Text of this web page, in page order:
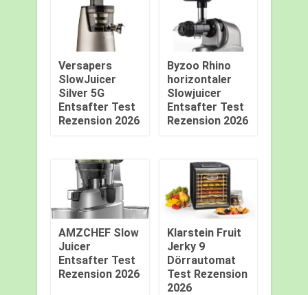
Versapers
SlowJuicer
Silver 5G
Entsafter Test
Rezension 2026
Byzoo Rhino
horizontaler
Slowjuicer
Entsafter Test
Rezension 2026
AMZCHEF Slow
Juicer
Entsafter Test
Rezension 2026
Klarstein Fruit
Jerky 9
Dörrautomat
Test Rezension
2026